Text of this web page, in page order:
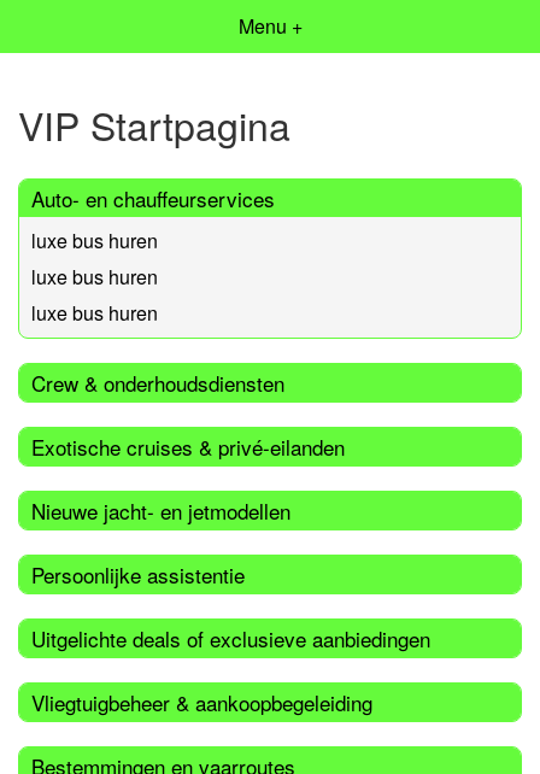
Menu +
VIP Startpagina
Auto- en chauffeurservices
luxe bus huren
luxe bus huren
luxe bus huren
Crew & onderhoudsdiensten
Exotische cruises & privé-eilanden
Nieuwe jacht- en jetmodellen
Persoonlijke assistentie
Uitgelichte deals of exclusieve aanbiedingen
Vliegtuigbeheer & aankoopbegeleiding
Bestemmingen en vaarroutes